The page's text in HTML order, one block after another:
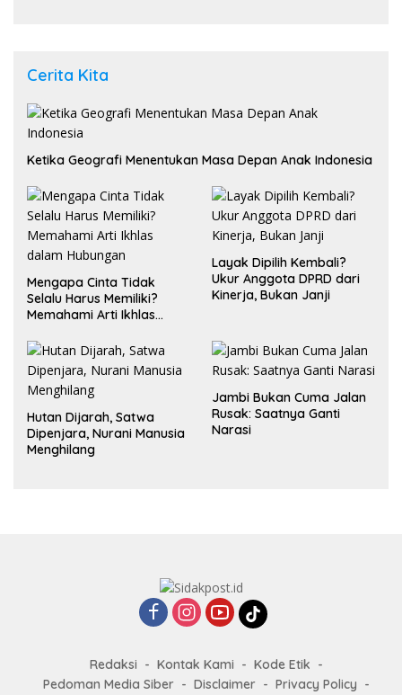
Cerita Kita
Ketika Geografi Menentukan Masa Depan Anak Indonesia
Mengapa Cinta Tidak
Selalu Harus Memiliki?
Memahami Arti Ikhlas
Layak Dipilih Kembali?
Ukur Anggota DPRD dari
Kinerja, Bukan Janji
Hutan Dijarah, Satwa
Dipenjara, Nurani Manusia
Menghilang
Jambi Bukan Cuma Jalan
Rusak: Saatnya Ganti
Narasi
Redaksi Kontak Kami
Kode Etik
Pedoman Media Siber
Disclaimer
Privacy Policy